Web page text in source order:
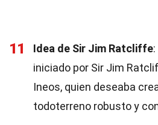
11 Idea de Sir Jim Ratcliffe
iniciado por Sir Jim
Ineos, quien deseaba
todoterreno robusto y